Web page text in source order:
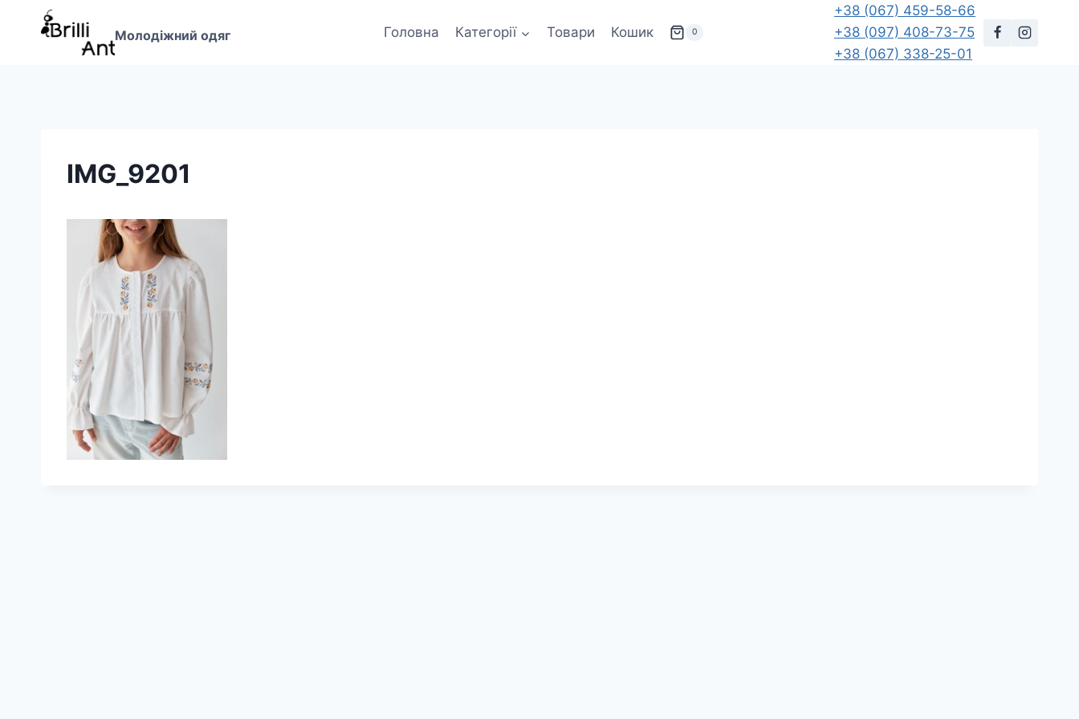
Перейти
Молодіжний одяг Головна Категорії Товари Кошик 0
+38 (067) 459-58-66
+38 (097) 408-73-75
+38 (067) 338-25-01
IMG_9201